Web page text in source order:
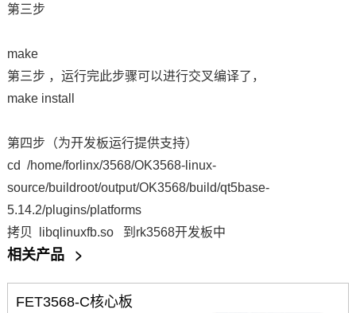
第三步
make
第三步 ，运行完此步骤可以进行交叉编译了，
make install
第四步（为开发板运行提供支持）
cd /home/forlinx/3568/OK3568-linux-
source/buildroot/output/OK3568/build/qt5base-
5.14.2/plugins/platforms
拷贝 libqlinuxfb.so 到rk3568开发板中
相关产品 >
FET3568-C核心板